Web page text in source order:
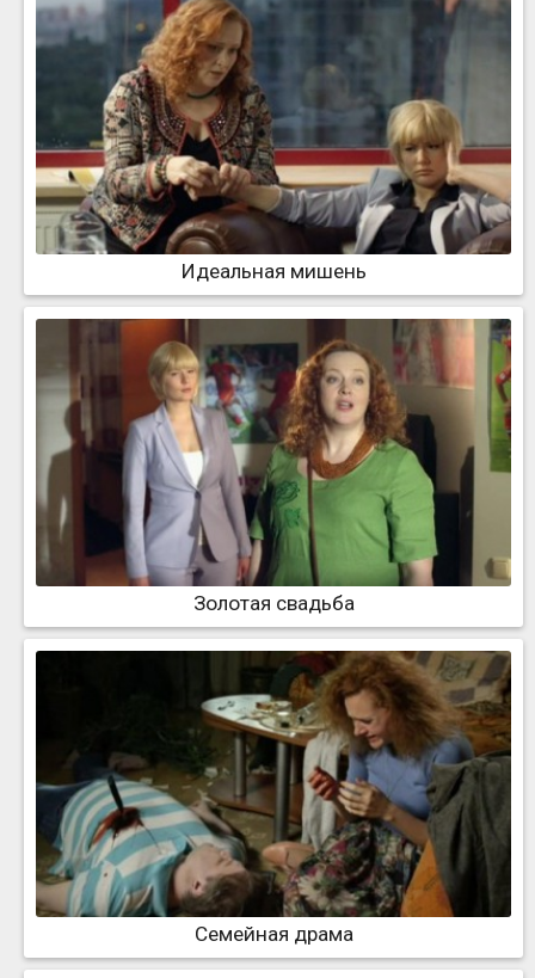
Идеальная мишень
Золотая свадьба
Семейная драма